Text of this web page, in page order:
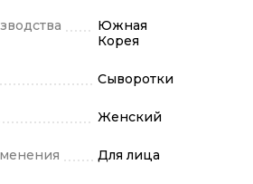
наносить утром и
на кожу лица, шеи и
Южная
Корея
Сыворотки
Женский
Для лица